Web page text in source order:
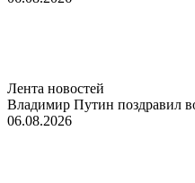
Лента новостей
Владимир Путин поздравил
06.08.2026